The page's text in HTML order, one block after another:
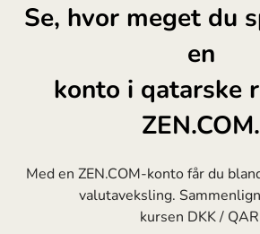
Se, hvor meget du
en
konto i qatarske
ZEN.COM.
Med en ZEN.COM-konto får du
valutaveksling.
kursen DKK /